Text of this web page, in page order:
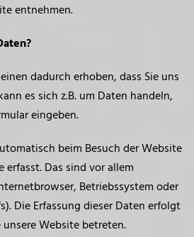
entnehmen.
dadurch erhoben, dass Sie uns
es sich z.B. um Daten handeln,
eingeben.
beim Besuch der Website
erfasst. Das sind vor allem
Betriebssystem oder
Die Erfassung dieser Daten erfolgt
Website betreten.